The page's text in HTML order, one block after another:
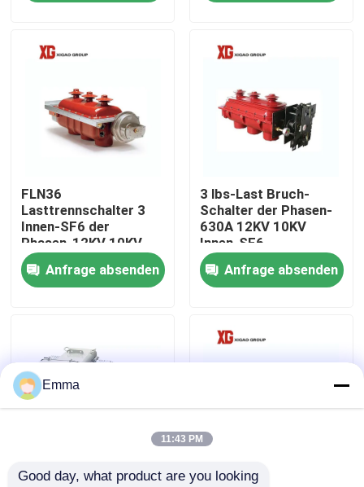
Über uns
Qualitätskontrolle
Treten Sie mit uns in Verbindung
Luft-Lasttrennschalter
Netzverteilungs-Schaltanlage
FLN36
Lasttrennschalter 3
Innen-SF6 der
Phasen-12KV 10KV
Anfrage absenden
3 lbs-Last Bruch-
Schalter der Phasen-
630A 12KV 10KV
Innen-SF6
Anfrage absenden
FLW34 Pole brachte
Emma
11:43 PM
Good day, what product are you looking